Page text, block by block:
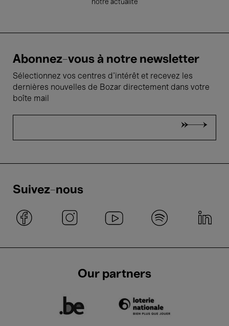
notre actualité
Abonnez-vous à notre newsletter
Sélectionnez vos centres d'intérêt et recevez les
dernières nouvelles de Bozar directement dans votre
boîte mail
Suivez-nous
Our partners